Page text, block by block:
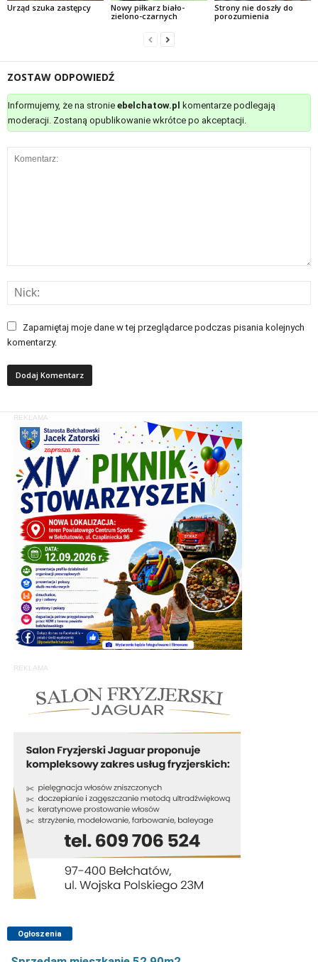
Urząd szuka zastępcy
Nowy piłkarz biało-
zielono-czarnych
Strony nie doszły do
porozumienia
ZOSTAW ODPOWIEDŹ
Informujemy, że na stronie ebelchatow.pl komentarze podlegają
moderacji. Zostaną opublikowanie wkrótce po akceptacji.
Zapamiętaj moje dane w tej przeglądarce podczas pisania kolejnych
komentarzy.
REKLAMA
REKLAMA
Ogłoszenia